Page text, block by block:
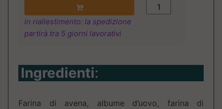
in riallestimento: la spedizione
partirà tra 5 giorni lavorativi
Ingredienti:
Farina di avena, albume d’uovo, farina di